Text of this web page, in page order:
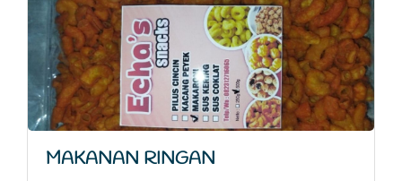
MAKANAN RINGAN